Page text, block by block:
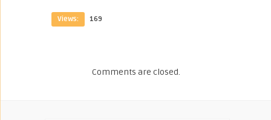
Views: 169
Comments are closed.